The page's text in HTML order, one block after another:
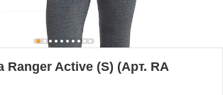
Ranger Active (S) (Арт. RA